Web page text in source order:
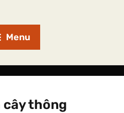
Menu
cây thông